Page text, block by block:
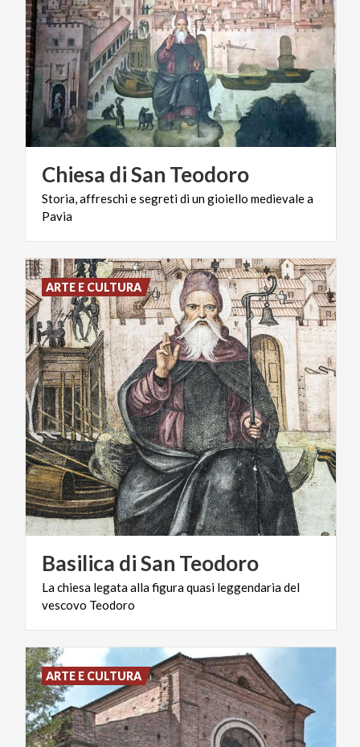
Chiesa diSan Teodoro
Storia,affreschiesegretidiungioiello medievalea
Pavia
Basilica diSan Teodoro
Lachiesa legataallafiguraquasi leggendariadel
vescovo Teodoro
ARTE E CULTURA
ARTE E CULTURA